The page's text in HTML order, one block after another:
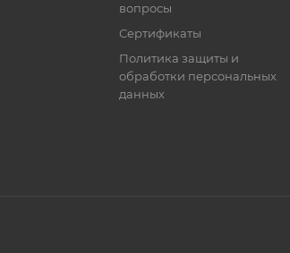
вопросы
Сертификаты
Политика защиты и
обработки персональных
данных